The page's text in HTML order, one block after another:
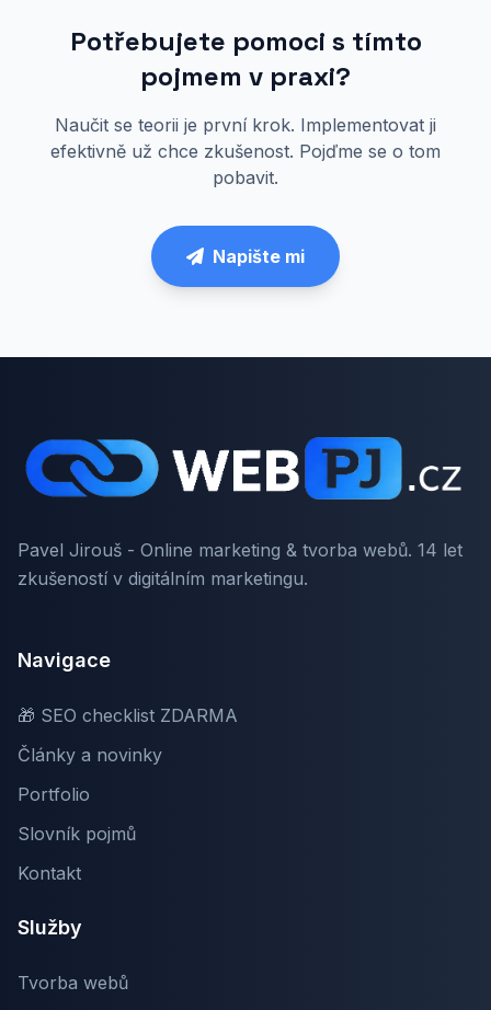
Potřebujete pomoci s tímto
pojmem v praxi?
Naučit se teorii je první krok. Implementovat ji
efektivně už chce zkušenost. Pojďme se o tom
pobavit.
Napište mi
Pavel Jirouš - Online marketing & tvorba webů. 14 let
zkušeností v digitálním marketingu.
Navigace
🎁 SEO checklist ZDARMA
Články a novinky
Portfolio
Slovník pojmů
Kontakt
Služby
Tvorba webů